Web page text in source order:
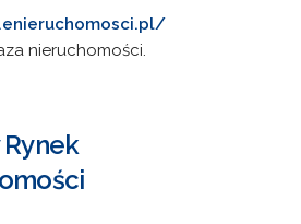
nieruchomości.